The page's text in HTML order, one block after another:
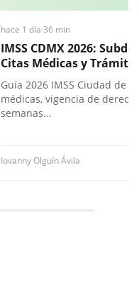
hace 1 día·36 min
IMSS CDMX 2026:
Citas Médicas y
Guía 2026 IMSS Ciudad de
médicas, vigencia de
semanas…
Iovanny Olguín Ávila